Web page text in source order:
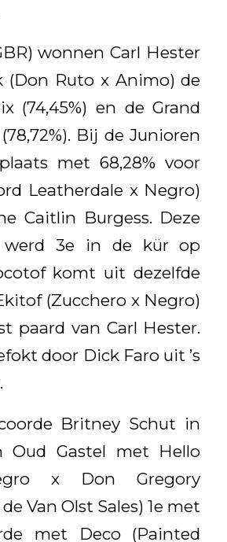
wonnen Carl Hester
(Don Ruto x Animo) de
(74,45%) en de Grand
Bij de Junioren
met 68,28% voor
Leatherdale x Negro)
Caitlin Burgess. Deze
werd 3e in de kür op
komt uit dezelfde
(Zucchero x Negro)
paard van Carl Hester.
door Dick Faro uit ’s
Britney Schut in
Oud Gastel met Hello
x Don Gregory
Van Olst Sales) 1e met
met Deco (Painted